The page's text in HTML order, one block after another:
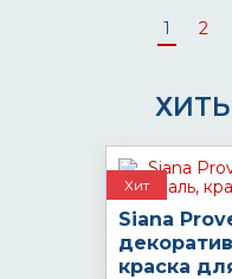
1 2
Хит
Siana
краска